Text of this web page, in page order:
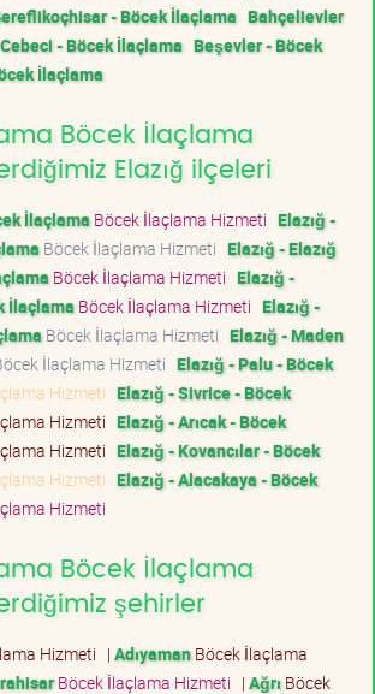
- Böcek İlaçlama Bahçelievler
Cebeci - Böcek İlaçlama Beşevler - Böcek
İlaçlama
Böcek İlaçlama
Elazığ ilçeleri
İlaçlama Böcek İlaçlama Hizmeti Elazığ -
Böcek İlaçlama Hizmeti Elazığ - Elazığ
Böcek İlaçlama Hizmeti Elazığ -
İlaçlama Böcek İlaçlama Hizmeti Elazığ -
Böcek İlaçlama Hizmeti Elazığ - Maden
İlaçlama Hizmeti Elazığ - Palu - Böcek
Hizmeti Elazığ - Sivrice - Böcek
Hizmeti Elazığ - Arıcak - Böcek
Hizmeti Elazığ - Kovancılar - Böcek
Hizmeti Elazığ - Alacakaya - Böcek
Hizmeti
Böcek İlaçlama
şehirler
Hizmeti | AdıyamanBöcek İlaçlama
Böcek İlaçlama Hizmeti | Ağrı Böcek